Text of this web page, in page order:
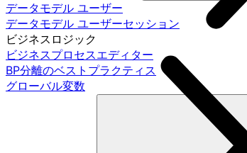
データモデル ユーザー
データモデル ユーザーセッション
ビジネスロジック
ビジネスプロセスエディター
BP分離のベストプラクティス
グローバル変数